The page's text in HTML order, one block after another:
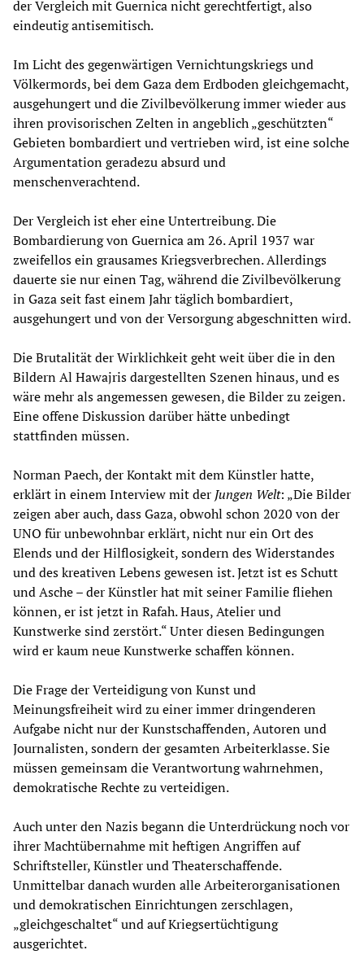
der Vergleich mit Guernica nicht gerechtfertigt, also
eindeutig antisemitisch.
Im Licht des gegenwärtigen Vernichtungskriegs und
Völkermords, bei dem Gaza dem Erdboden gleichgemacht,
ausgehungert und die Zivilbevölkerung immer wieder aus
ihren provisorischen Zelten in angeblich „geschützten“
Gebieten bombardiert und vertrieben wird, ist eine solche
Argumentation geradezu absurd und
menschenverachtend.
Der Vergleich ist eher eine Untertreibung. Die
Bombardierung von Guernica am 26. April 1937 war
zweifellos ein grausames Kriegsverbrechen. Allerdings
dauerte sie nur einen Tag, während die Zivilbevölkerung
in Gaza seit fast einem Jahr täglich bombardiert,
ausgehungert und von der Versorgung abgeschnitten wird.
Die Brutalität der Wirklichkeit geht weit über die in den
Bildern Al Hawajris dargestellten Szenen hinaus, und es
wäre mehr als angemessen gewesen, die Bilder zu zeigen.
Eine offene Diskussion darüber hätte unbedingt
stattfinden müssen.
Norman Paech, der Kontakt mit dem Künstler hatte,
erklärt in einem Interview mit der Jungen Welt: „Die Bilder
zeigen aber auch, dass Gaza, obwohl schon 2020 von der
UNO für unbewohnbar erklärt, nicht nur ein Ort des
Elends und der Hilflosigkeit, sondern des Widerstandes
und des kreativen Lebens gewesen ist. Jetzt ist es Schutt
und Asche – der Künstler hat mit seiner Familie fliehen
können, er ist jetzt in Rafah. Haus, Atelier und
Kunstwerke sind zerstört.“ Unter diesen Bedingungen
wird er kaum neue Kunstwerke schaffen können.
Die Frage der Verteidigung von Kunst und
Meinungsfreiheit wird zu einer immer dringenderen
Aufgabe nicht nur der Kunstschaffenden, Autoren und
Journalisten, sondern der gesamten Arbeiterklasse. Sie
müssen gemeinsam die Verantwortung wahrnehmen,
demokratische Rechte zu verteidigen.
Auch unter den Nazis begann die Unterdrückung noch vor
ihrer Machtübernahme mit heftigen Angriffen auf
Schriftsteller, Künstler und Theaterschaffende.
Unmittelbar danach wurden alle Arbeiterorganisationen
und demokratischen Einrichtungen zerschlagen,
„gleichgeschaltet“ und auf Kriegsertüchtigung
ausgerichtet.